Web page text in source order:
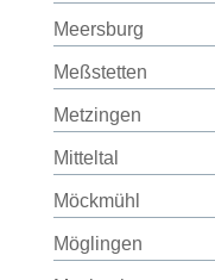
Meersburg
Meßstetten
Metzingen
Mitteltal
Möckmühl
Möglingen